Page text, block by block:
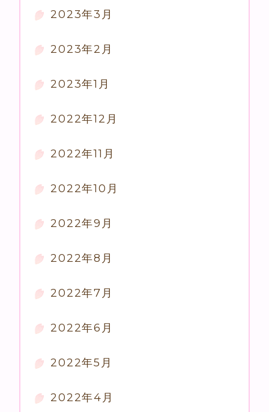
2023年3月
2023年2月
2023年1月
2022年12月
2022年11月
2022年10月
2022年9月
2022年8月
2022年7月
2022年6月
2022年5月
2022年4月